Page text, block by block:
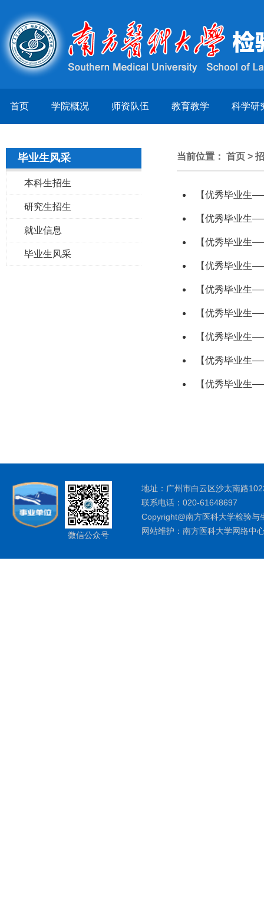
首页 学院概况 师资队伍 教育教学 科学研
毕业生风采
本科生招生
研究生招生
就业信息
毕业生风采
当前位置： 首页 >
【优秀毕业生
【优秀毕业生
【优秀毕业生
【优秀毕业生
【优秀毕业生
【优秀毕业生
【优秀毕业生
【优秀毕业生
【优秀毕业生
微信公众号
地址：广州市白云区沙太南路
联系电话：020-61648697
Copyright@南方医科大学检验
网站维护：南方医科大学网络中